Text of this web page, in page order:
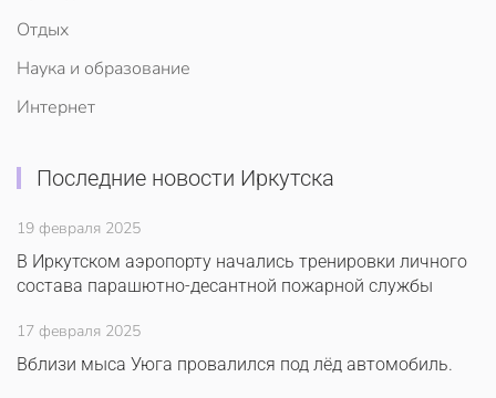
Отдых
Наука и образование
Интернет
Последние новости Иркутска
19 февраля 2025
В Иркутском аэропорту начались тренировки личного
состава парашютно-десантной пожарной службы
17 февраля 2025
Вблизи мыса Уюга провалился под лёд автомобиль.